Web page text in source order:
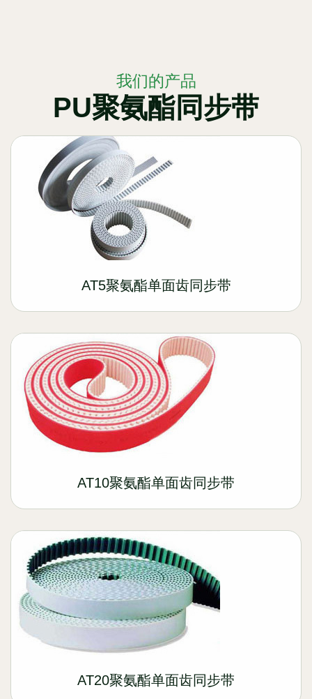
我们的产品
PU聚氨酯同步带
AT5聚氨酯单面齿同步带
AT10聚氨酯单面齿同步带
AT20聚氨酯单面齿同步带